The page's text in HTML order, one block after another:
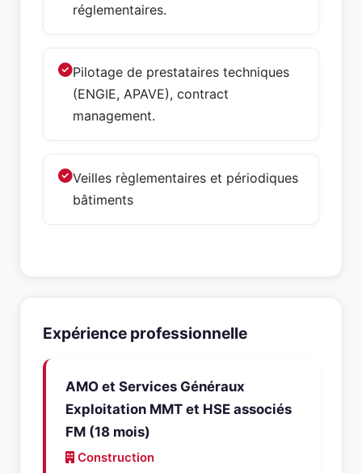
réglementaires.
Pilotage de prestataires techniques
(ENGIE, APAVE), contract
management.
Veilles règlementaires et périodiques
bâtiments
Expérience professionnelle
AMO et Services Généraux
Exploitation MMT et HSE associés
FM (18 mois)
Construction